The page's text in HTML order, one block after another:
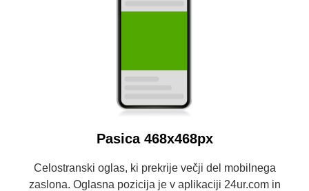
Pasica 468x468px
Celostranski oglas, ki prekrije večji del mobilnega
zaslona. Oglasna pozicija je v aplikaciji 24ur.com in